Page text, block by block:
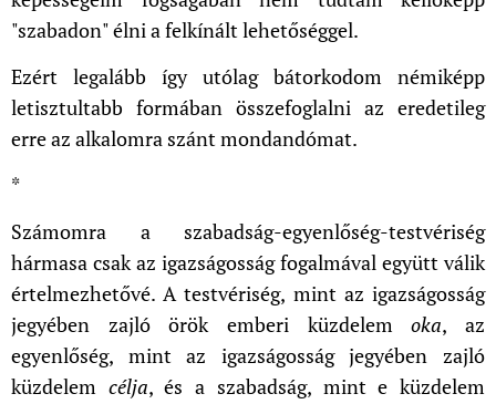
"szabadon" élni a felkínált lehetőséggel.
Ezért legalább így utólag bátorkodom némiképp
letisztultabb formában összefoglalni az eredetileg
erre az alkalomra szánt mondandómat.
*
Számomra a szabadság-egyenlőség-testvériség
hármasa csak az igazságosság fogalmával együtt válik
értelmezhetővé. A testvériség, mint az igazságosság
jegyében zajló örök emberi küzdelemoka, az
egyenlőség, mint az igazságosság jegyében zajló
küzdelem célja, és a szabadság, mint e küzdelem